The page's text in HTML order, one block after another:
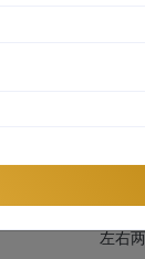
左右